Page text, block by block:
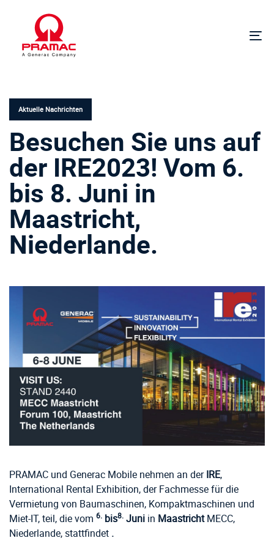
überspringen
Hauptnavigation
springen
Aktuelle Nachrichten
Besuchen Sie uns auf
der IRE2023! Vom 6.
bis 8. Juni in
Maastricht,
Niederlande.
PRAMAC und Generac Mobile nehmen an derIRE,
International Rental Exhibition, der Fachmesse für die
Vermietung von Baumaschinen, Kompaktmaschinen und
Miet-IT, teil, die vom 6. bis8. Juni in MaastrichtMECC,
Niederlande, stattfindet .